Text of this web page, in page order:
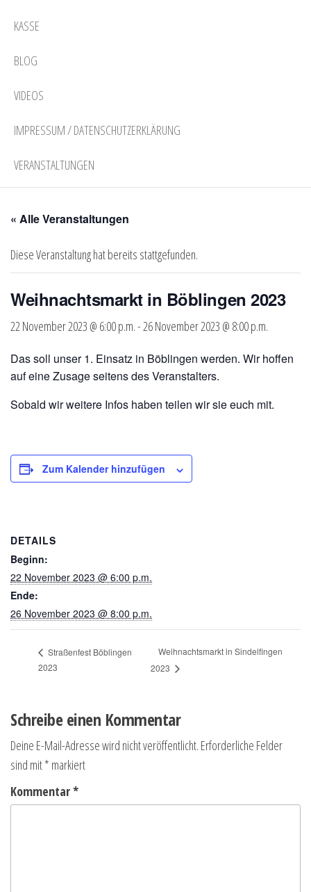
KASSE
BLOG
VIDEOS
IMPRESSUM / DATENSCHUTZERKLÄRUNG
VERANSTALTUNGEN
« Alle Veranstaltungen
Diese Veranstaltung hat bereits stattgefunden.
Weihnachtsmarkt in Böblingen 2023
22 November 2023 @ 6:00 p.m.-26 November 2023 @ 8:00 p.m.
Das soll unser 1. Einsatz in Böblingen werden. Wir hoffen
auf eine Zusage seitens des Veranstalters.
Sobald wir weitere Infos haben teilen wir sie euch mit.
Zum Kalender hinzufügen
DETAILS
Beginn:
22 November 2023 @ 6:00 p.m.
Ende:
26 November 2023 @ 8:00 p.m.
Straßenfest Böblingen
2023
Weihnachtsmarkt in Sindelfingen
2023
Schreibe einen Kommentar
Deine E-Mail-Adresse wird nicht veröffentlicht. Erforderliche Felder
sind mit* markiert
Kommentar*